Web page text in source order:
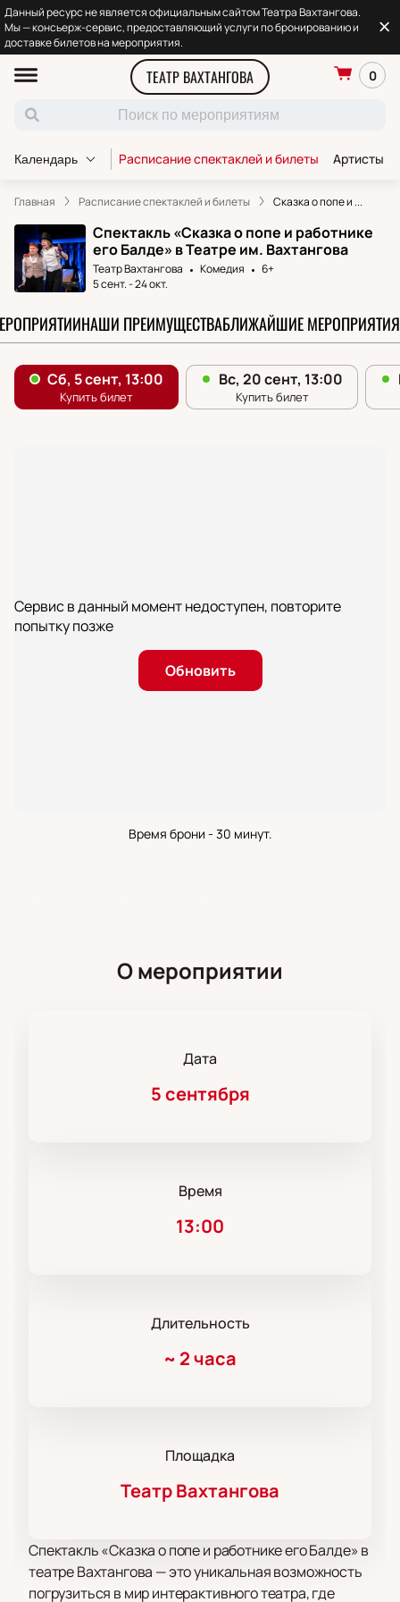
Данный ресурс не является официальным сайтом Театра Вахтангова.
Мы — консьерж-сервис, предоставляющий услуги по бронированию и
доставке билетов на мероприятия.
ТЕАТР ВАХТАНГОВА 0
Календарь Расписание спектаклей и билеты Артисты
Главная Расписание спектаклей и билеты Cказка о попе и ...
Спектакль «Cказка о попе и работнике
его Балде» в Театре им. Вахтангова
Театр Вахтангова Комедия
6+
5 сент.-24 окт.
НАШИ ПРЕИМУЩЕСТВАБЛИЖАЙШИЕ МЕРОПРИЯТИЯ
Сервис в данный момент недоступен, повторите
попытку позже
Обновить
Время брони - 30 минут.
О мероприятии
Дата
5 сентября
Время
13:00
Длительность
~ 2 часа
Площадка
Театр Вахтангова
Спектакль «Сказка о попе и работнике его Балде» в
театре Вахтангова — это уникальная возможность
погрузиться в мир интерактивного театра, где